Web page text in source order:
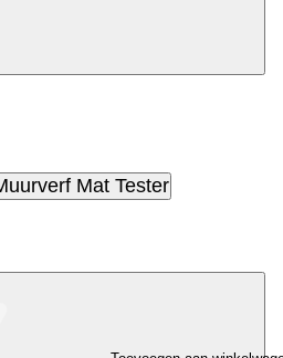
Mat Tester